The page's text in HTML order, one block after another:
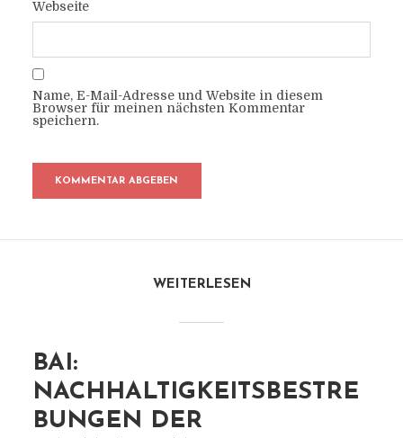
Webseite
Name, E-Mail-Adresse und Website in diesem
Browser für meinen nächsten Kommentar
speichern.
WEITERLESEN
BAI:
NACHHALTIGKEITSBESTRE
BUNGEN DER